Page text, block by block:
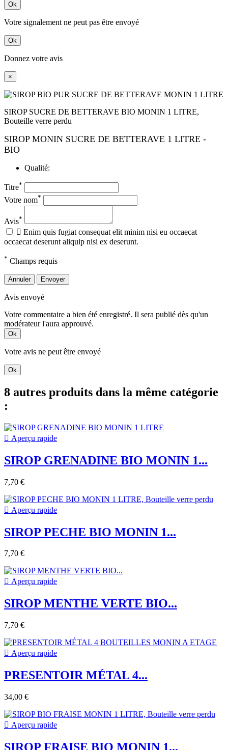
Ok
Votre signalement ne peut pas être envoyé
Ok
Donnez votre avis
×
SIROP SUCRE DE BETTERAVE BIO MONIN 1 LITRE,
Bouteille verre perdu
SIROP MONIN SUCRE DE BETTERAVE 1 LITRE -
BIO
Qualité:
Titre*
Votre nom*
Avis*
 Enim quis fugiat consequat elit minim nisi eu occaecat
occaecat deserunt aliquip nisi ex deserunt.
* Champs requis
Annuler Envoyer
Avis envoyé
Votre commentaire a bien été enregistré. Il sera publié dès qu'un
modérateur l'aura approuvé.
Ok
Votre avis ne peut être envoyé
Ok
8 autres produits dans la même catégorie
:
 Aperçu rapide
SIROP GRENADINE BIO MONIN 1...
7,70 €
 Aperçu rapide
SIROP PECHE BIO MONIN 1...
7,70 €
 Aperçu rapide
SIROP MENTHE VERTE BIO...
7,70 €
 Aperçu rapide
PRESENTOIR MÉTAL 4...
34,00 €
 Aperçu rapide
SIROP FRAISE BIO MONIN 1...